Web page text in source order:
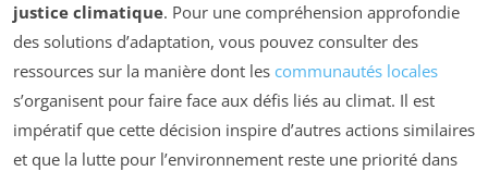
justice climatique. Pour une compréhension approfondie
des solutions d’adaptation, vous pouvez consulter des
ressources sur la manière dont les communautés locales
s’organisent pour faire face aux défis liés au climat. Il est
impératif que cette décision inspire d’autres actions similaires
et que la lutte pour l’environnement reste une priorité dans